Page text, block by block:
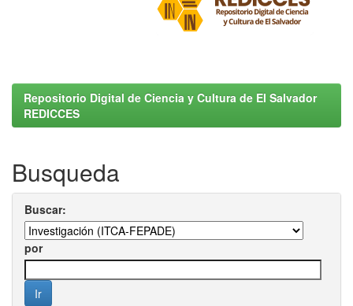
Repositorio Digital de Ciencia y Cultura de El Salvador
REDICCES
Busqueda
Buscar:
por